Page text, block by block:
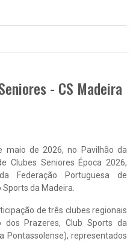
- CS Madeira
maio de 2026, no Pavilhão da
Clubes Seniores Época 2026,
Federação Portuguesa de
da Madeira.
de três clubes regionais
dos Prazeres, Club Sports da
Pontassolense), representados